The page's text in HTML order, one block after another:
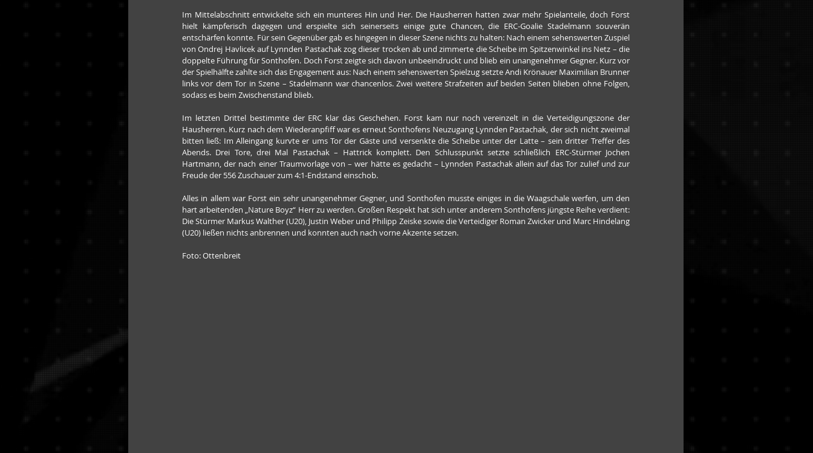
Im Mittelabschnitt entwickelte sich ein munteres Hin und Her. Die Hausherren hatten zwar mehr Spielanteile, doch Forst
hielt kämpferisch dagegen und erspielte sich seinerseits einige gute Chancen, die ERC-Goalie Stadelmann souverän
entschärfen konnte. Für sein Gegenüber gab es hingegen in dieser Szene nichts zu halten: Nach einem sehenswerten Zuspiel
von Ondrej Havlicek auf Lynnden Pastachak zog dieser trocken ab und zimmerte die Scheibe im Spitzenwinkel ins Netz – die
doppelte Führung für Sonthofen. Doch Forst zeigte sich davon unbeeindruckt und blieb ein unangenehmer Gegner. Kurz vor
der Spielhälfte zahlte sich das Engagement aus: Nach einem sehenswerten Spielzug setzte Andi Krönauer Maximilian Brunner
links vor dem Tor in Szene – Stadelmann war chancenlos. Zwei weitere Strafzeiten auf beiden Seiten blieben ohne Folgen,
sodass es beim Zwischenstand blieb.
Im letzten Drittel bestimmte der ERC klar das Geschehen. Forst kam nur noch vereinzelt in die Verteidigungszone der
Hausherren. Kurz nach dem Wiederanpfiff war es erneut Sonthofens Neuzugang Lynnden Pastachak, der sich nicht zweimal
bitten ließ: Im Alleingang kurvte er ums Tor der Gäste und versenkte die Scheibe unter der Latte – sein dritter Treffer des
Abends. Drei Tore, drei Mal Pastachak – Hattrick komplett. Den Schlusspunkt setzte schließlich ERC-Stürmer Jochen
Hartmann, der nach einer Traumvorlage von – wer hätte es gedacht – Lynnden Pastachak allein auf das Tor zulief und zur
Freude der 556 Zuschauer zum 4:1-Endstand einschob.
Alles in allem war Forst ein sehr unangenehmer Gegner, und Sonthofen musste einiges in die Waagschale werfen, um den
hart arbeitenden „Nature Boyz“ Herr zu werden. Großen Respekt hat sich unter anderem Sonthofens jüngste Reihe verdient:
Die Stürmer Markus Walther (U20), Justin Weber und Philipp Zeiske sowie die Verteidiger Roman Zwicker und Marc Hindelang
(U20) ließen nichts anbrennen und konnten auch nach vorne Akzente setzen.
Foto: Ottenbreit